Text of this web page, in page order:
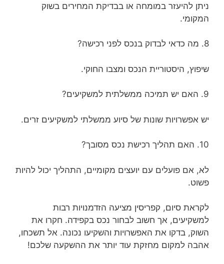
ניתן להיעזר במומחה או בבדיקת המחירים בשוק
המקומי.
8. מה כדאי לבדוק בנכס לפני רכישה?
שיפוץ, היסטוריית הנכס ומצבו החוקי.
9. האם יש תמיכה ממשלתית למשקיעים?
יש אפשרויות שונות של סיוע ממשלתי למשקיעים זרים.
10. האם תהליך רכישת נכס מסובך?
לא, אם פועלים עם יועצים מקומיים, התהליך יכול להיות
פשוט.
לקראת סיום, קפריסין מציעה הזדמנויות רבות
למשקיעים, אך חשוב לבחור נכס בקפידה. חקרו את
השוק, בדקו את האפשרויות והשקיעו נכונה. אל תשכחו,
אהבה למקום מחזקת עוד יותר את ההשקעה שלכם!